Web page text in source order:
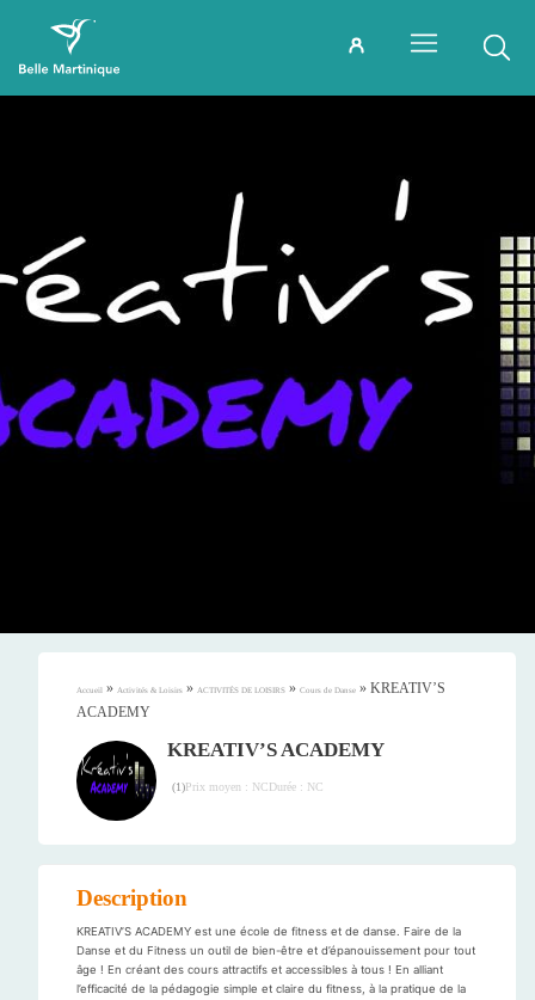
Accueil » Activités & Loisirs » ACTIVITÉS DE LOISIRS » Cours de Danse » KREATIV’S
ACADEMY
KREATIV’S ACADEMY
(1)Prix moyen : NCDurée : NC
Description
KREATIV’S ACADEMY est une école de fitness et de danse. Faire de la
Danse et du Fitness un outil de bien-être et d’épanouissement pour tout
âge ! En créant des cours attractifs et accessibles à tous ! En alliant
l’efficacité de la pédagogie simple et claire du fitness, à la pratique de la